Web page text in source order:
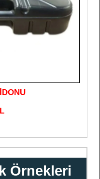
Örnekleri